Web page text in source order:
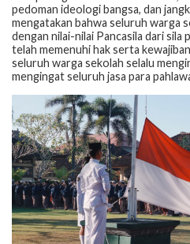
pedoman ideologi bangsa, dan
mengatakan bahwa seluruh warga
dengan nilai-nilai Pancasila dari sila
telah memenuhi hak serta
seluruh warga sekolah selalu
mengingat seluruh jasa para